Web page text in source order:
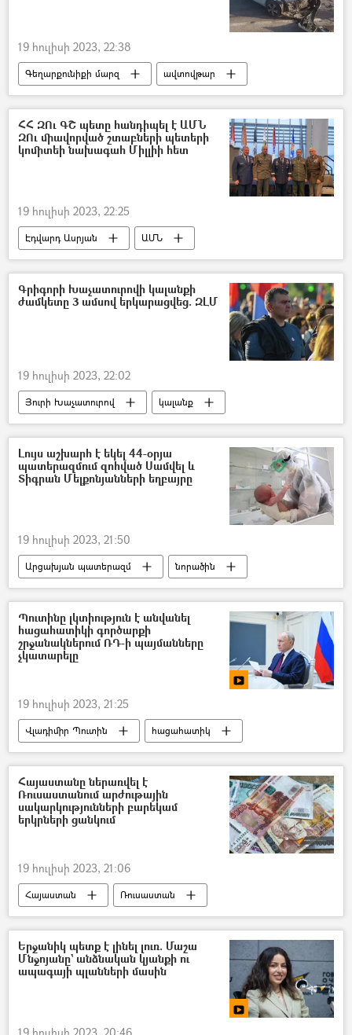
19 հուլիսի 2023, 22:38
Գեղարքունիքի մարզ
ավտովթար
Տուժածներ
ՀՀ ԶՈւ ԳՇ պետը հանդիպել է ԱՄՆ
ԶՈւ միավորված շտաբների պետերի
կոմիտեի նախագահ Միլլիի հետ
19 հուլիսի 2023, 22:25
Էդվարդ Ասրյան ԱՄՆ
Գրիգորի Խաչատուրովի կալանքի
ժամկետը 3 ամսով երկարացվեց. ԶԼՄ
19 հուլիսի 2023, 22:02
Յուրի Խաչատուրով
կալանք
Հակակոռուպցիոն դատարան
Լույս աշխարհ է եկել 44-օրյա
պատերազմում զոհված Սամվել և
Տիգրան Մելքոնյանների եղբայրը
19 հուլիսի 2023, 21:50
Արցախյան պատերազմ
նորածին
երեխա
Պուտինը լկտիություն է անվանել
հացահատիկի գործարքի
շրջանակներում ՌԴ-ի պայմանները
չկատարելը
19 հուլիսի 2023, 21:25
Վլադիմիր Պուտին
հացահատիկ
Միավորված ազգերի կազմակերպություն (ՄԱԿ)
Հայաստանը ներառվել է
Ռուսաստանում արժութային
սակարկությունների բարեկամ
երկրների ցանկում
19 հուլիսի 2023, 21:06
Հայաստան
Ռուսաստան
Արտարժույթ
բորսա
Երջանիկ պետք է լինել լուռ. Մաշա
Մնջոյանը` անձնական կյանքի ու
ապագայի պլանների մասին